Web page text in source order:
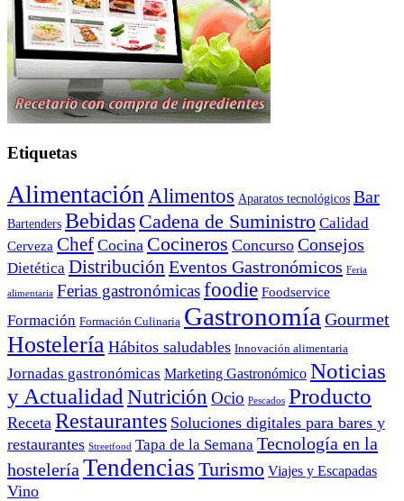
Etiquetas
Alimentación Alimentos Aparatos tecnológicos Bar
Bartenders Bebidas Cadena de Suministro Calidad
Cerveza Chef Cocina Cocineros Concurso Consejos
Dietética Distribución Eventos Gastronómicos Feria
alimentaria Ferias gastronómicasfoodie Foodservice
Formación Formación Culinaria Gastronomía Gourmet
Hostelería Hábitos saludables Innovación alimentaria
Jornadas gastronómicas Marketing Gastronómico Noticias
y Actualidad Nutrición Ocio Pescados Producto
Receta Restaurantes Soluciones digitales para bares y
restaurantes Streetfood Tapa de la Semana Tecnología en la
hostelería Tendencias Turismo Viajes y Escapadas
Vino